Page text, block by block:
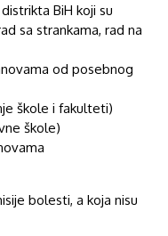
BiH koji su
sa strankama, rad na
od posebnog
škole i fakulteti)
škole)
bolesti, a koja nisu